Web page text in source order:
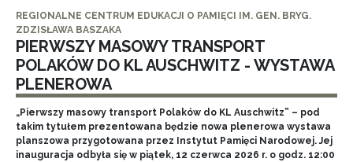
REGIONALNE CENTRUM EDUKACJI O PAMIĘCI IM. GEN. BRYG.
ZDZISŁAWA BASZAKA
PIERWSZY MASOWY TRANSPORT
POLAKÓW DO KL AUSCHWITZ - WYSTAWA
PLENEROWA
„Pierwszy masowy transport Polaków do KL Auschwitz” – pod
takim tytułem prezentowana będzie nowa plenerowa wystawa
planszowa przygotowana przez Instytut Pamięci Narodowej. Jej
inauguracja odbyła się w piątek, 12 czerwca 2026 r. o godz. 12:00